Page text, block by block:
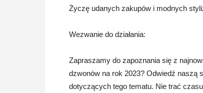
Życzę udanych zakupów i modnych
Wezwanie do działania:
Zapraszamy do zapoznania się z
dzwonów na rok 2023? Odwiedź naszą
dotyczących tego tematu. Nie trać